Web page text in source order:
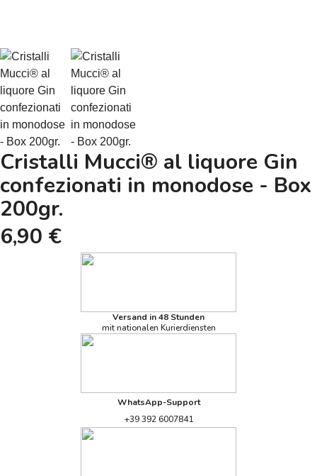
Cristalli Mucci® al liquore Gin
confezionati in monodose - Box
200gr.
6,90 €
Versand in 48 Stunden
mit nationalen Kurierdiensten
WhatsApp-Support
+39 392 6007841